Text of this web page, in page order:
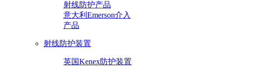
射线防护产品
意大利Emerson介入
产品
射线防护装置
英国Kenex防护装置